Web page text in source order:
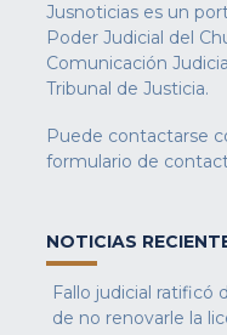
Jusnoticias es un
Poder Judicial del
Comunicación
Tribunal de Justicia.
Puede contactarse
formulario de
NOTICIAS
Fallo judicial ratificó
de no renovarle la